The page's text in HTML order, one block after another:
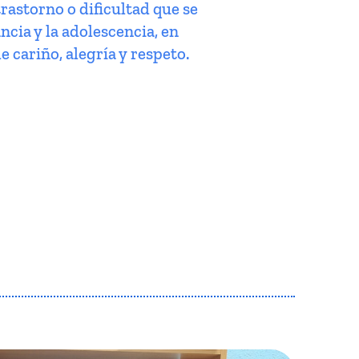
o dificultad que se
y la adolescencia, en
cariño, alegría y respeto.